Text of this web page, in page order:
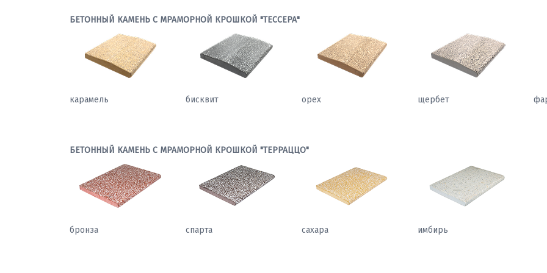
БЕТОННЫЙ КАМЕНЬ С МРАМОРНОЙ КРОШКОЙ "ТЕССЕРА"
карамель бисквит орех щербет
БЕТОННЫЙ КАМЕНЬ С МРАМОРНОЙ КРОШКОЙ "ТЕРРАЦЦО"
бронза спарта сахара имбирь